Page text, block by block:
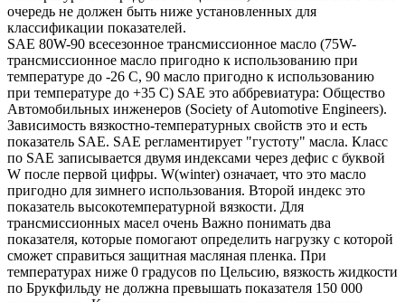
очередь не должен быть ниже установленных для
классификации показателей.
SAE 80W-90 всесезонное трансмиссионное масло (75W-
трансмиссионное масло пригодно к использованию при
температуре до -26 С, 90 масло пригодно к использованию
при температуре до +35 С) SAE это аббревиатура: Общество
Автомобильных инженеров (Society of Automotive Engineers).
Зависимость вязкостно-температурных свойств это и есть
показатель SAE. SAE регламентирует "густоту" масла. Класс
по SAE записывается двумя индексами через дефис с буквой
W после первой цифры. W(winter) означает, что это масло
пригодно для зимнего использования. Второй индекс это
показатель высокотемпературной вязкости. Для
трансмиссионных масел очень Важно понимать два
показателя, которые помогают определить нагрузку с которой
сможет справиться защитная масляная пленка. При
температурах ниже 0 градусов по Цельсию, вязкость жидкости
по Брукфильду не должна превышать показателя 150 000